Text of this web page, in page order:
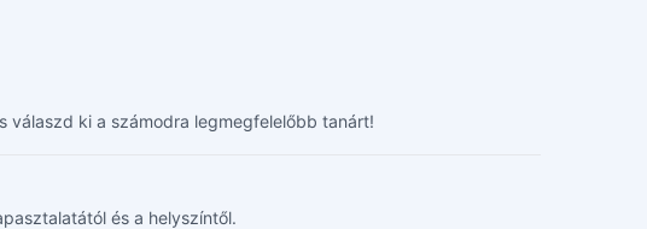
válaszd ki a számodra legmegfelelőbb tanárt!
és a helyszíntől.